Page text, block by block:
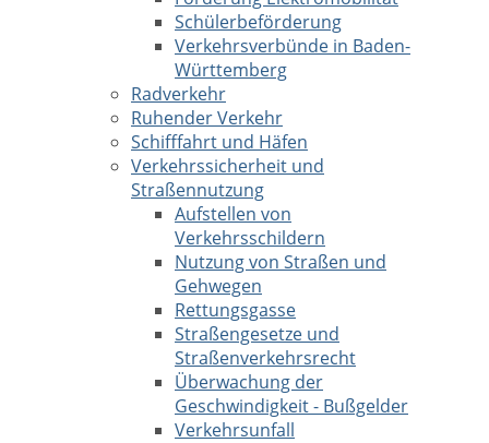
Schülerbeförderung
Verkehrsverbünde in Baden-
Württemberg
Radverkehr
Ruhender Verkehr
Schifffahrt und Häfen
Verkehrssicherheit und
Straßennutzung
Aufstellen von
Verkehrsschildern
Nutzung von Straßen und
Gehwegen
Rettungsgasse
Straßengesetze und
Straßenverkehrsrecht
Überwachung der
Geschwindigkeit - Bußgelder
Verkehrsunfall